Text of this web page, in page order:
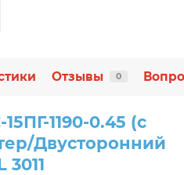
Отзывы 0
1190-0.45 (с
Двусторонний
3011